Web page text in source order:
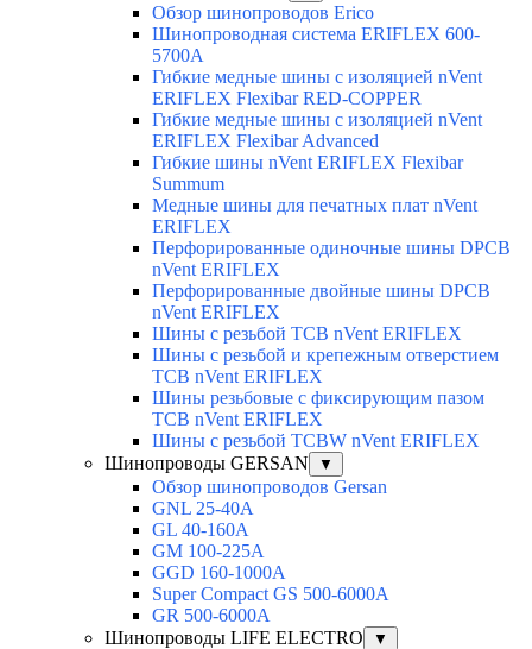
Обзор шинопроводов Erico
Шинопроводная система ERIFLEX 600-
5700A
Гибкие медные шины с изоляцией nVent
ERIFLEX Flexibar RED-COPPER
Гибкие медные шины с изоляцией nVent
ERIFLEX Flexibar Advanced
Гибкие шины nVent ERIFLEX Flexibar
Summum
Медные шины для печатных плат nVent
ERIFLEX
Перфорированные одиночные шины DPCB
nVent ERIFLEX
Перфорированные двойные шины DPCB
nVent ERIFLEX
Шины с резьбой TCB nVent ERIFLEX
Шины с резьбой и крепежным отверстием
TCB nVent ERIFLEX
Шины резьбовые с фиксирующим пазом
TCB nVent ERIFLEX
Шины с резьбой TCBW nVent ERIFLEX
Шинопроводы GERSAN
▼
Обзор шинопроводов Gersan
GNL 25-40A
GL 40-160A
GM 100-225A
GGD 160-1000A
Super Compact GS 500-6000A
GR 500-6000A
Шинопроводы LIFE ELECTRO
▼